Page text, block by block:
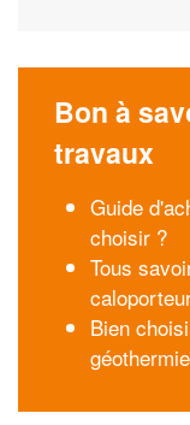
Bon à
travaux
Guide
choisir ?
Tous
Bien
géothermie